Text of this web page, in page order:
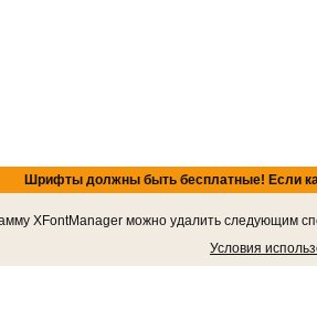
Шрифты должны быть бесплатные! Если
XFontManager можно удалить следующим
Условия